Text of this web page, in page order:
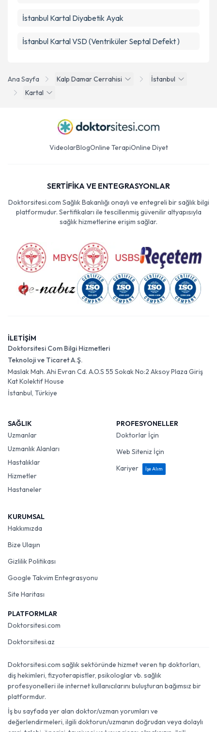
Ana Sayfa Kalp Damar Cerrahisi
İstanbul
Kartal
İstanbul Kartal Diyabetik Ayak
İstanbul Kartal VSD (Ventriküler Septal Defekt )
VideolarBlogOnline TerapiOnline Diyet
SERTİFİKA VE ENTEGRASYONLAR
Doktorsitesi.com Sağlık Bakanlığı onaylı ve entegreli bir sağlık bilgi
platformudur. Sertifikaları ile tescillenmiş güvenilir altyapısıyla
sağlık hizmetlerine erişim sağlar.
İLETİŞİM
Doktorsitesi Com Bilgi Hizmetleri
Teknoloji ve Ticaret A.Ş.
Maslak Mah. Ahi Evran Cd. A.O.S 55 Sokak No:2 Aksoy Plaza Giriş
Kat Kolektif House
İstanbul, Türkiye
SAĞLIK
Uzmanlar
Uzmanlık Alanları
Hastalıklar
Hizmetler
Hastaneler
PROFESYONELLER
Doktorlar İçin
Web Siteniz İçin
Kariyer
İşe Alım
KURUMSAL
Hakkımızda
Bize Ulaşın
Gizlilik Politikası
Google Takvim Entegrasyonu
Site Haritası
PLATFORMLAR
Doktorsitesi.com
Doktorsitesi.az
Doktorsitesi.com sağlık sektöründe hizmet veren tıp doktorları,
diş hekimleri, fizyoterapistler, psikologlar vb. sağlık
profesyonelleri ile internet kullanıcılarını buluşturan bağımsız bir
platformdur.
İş bu sayfada yer alan doktor/uzman yorumları ve
değerlendirmeleri, ilgili doktorun/uzmanın doğrudan veya dolaylı